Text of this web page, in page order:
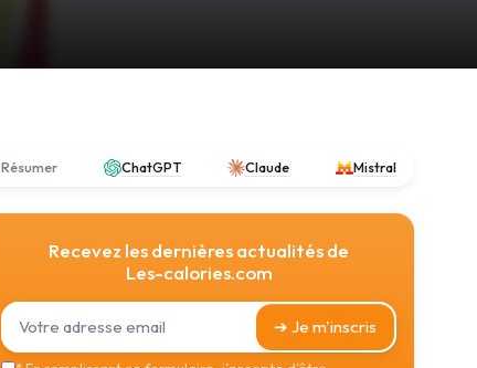
Résumer ChatGPT Claude Mistral
Recevez les dernières actualités de
Les-calories.com
➔ Je m'inscris